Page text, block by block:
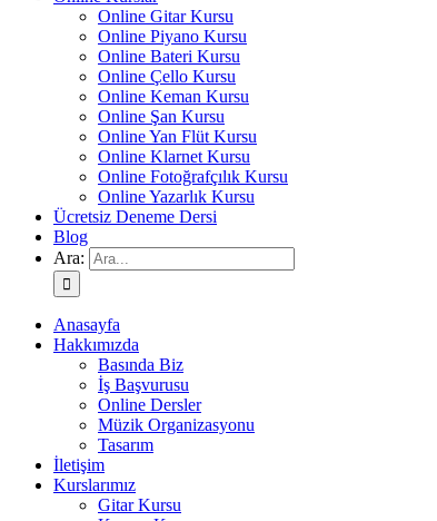
Online Gitar Kursu
Online Piyano Kursu
Online Bateri Kursu
Online Çello Kursu
Online Keman Kursu
Online Şan Kursu
Online Yan Flüt Kursu
Online Klarnet Kursu
Online Fotoğrafçılık Kursu
Online Yazarlık Kursu
Ücretsiz Deneme Dersi
Blog
Ara:
Anasayfa
Hakkımızda
Basında Biz
İş Başvurusu
Online Dersler
Müzik Organizasyonu
Tasarım
İletişim
Kurslarımız
Gitar Kursu